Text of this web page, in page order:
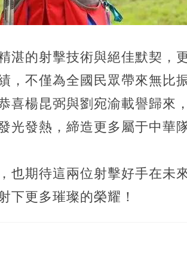
湛的射擊技術與絕佳默契，
不僅為全國民眾帶來無比
喜楊昆弼與劉宛渝載譽歸來
光發熱，締造更多屬于中華
也期待這兩位射擊好手在未
下更多璀璨的榮耀！